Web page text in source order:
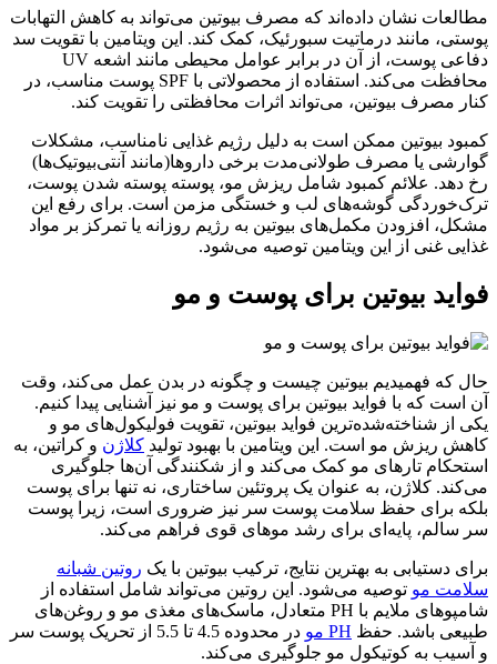
مطالعات نشان داده‌اند که مصرف بیوتین می‌تواند به کاهش التهابات
پوستی، مانند درماتیت سبورئیک، کمک کند. این ویتامین با تقویت سد
دفاعی پوست، از آن در برابر عوامل محیطی مانند اشعه UV
محافظت می‌کند. استفاده از محصولاتی با SPF پوست مناسب، در
کنار مصرف بیوتین، می‌تواند اثرات محافظتی را تقویت کند.
کمبود بیوتین ممکن است به دلیل رژیم غذایی نامناسب، مشکلات
گوارشی یا مصرف طولانی‌مدت برخی داروها(مانند آنتی‌بیوتیک‌ها)
رخ دهد. علائم کمبود شامل ریزش مو، پوسته‌ پوسته شدن پوست،
ترک‌خوردگی گوشه‌های لب و خستگی مزمن است. برای رفع این
مشکل، افزودن مکمل‌های بیوتین به رژیم روزانه یا تمرکز بر مواد
غذایی غنی از این ویتامین توصیه می‌شود.
فواید بیوتین برای پوست و مو
حال که فهمیدیم بیوتین چیست و چگونه در بدن عمل می‌کند، وقت
آن است که با فواید بیوتین برای پوست و مو نیز آشنایی پیدا کنیم.
یکی از شناخته‌شده‌ترین فواید بیوتین، تقویت فولیکول‌های مو و
کاهش ریزش مو است. این ویتامین با بهبود تولید کلاژن و کراتین، به
استحکام تارهای مو کمک می‌کند و از شکنندگی آن‌ها جلوگیری
می‌کند. کلاژن، به عنوان یک پروتئین ساختاری، نه تنها برای پوست
بلکه برای حفظ سلامت پوست سر نیز ضروری است، زیرا پوست
سر سالم، پایه‌ای برای رشد موهای قوی فراهم می‌کند.
برای دستیابی به بهترین نتایج، ترکیب بیوتین با یک روتین شبانه
سلامت مو توصیه می‌شود. این روتین می‌تواند شامل استفاده از
شامپوهای ملایم با PH متعادل، ماسک‌های مغذی مو و روغن‌های
طبیعی باشد. حفظ PH مو
در محدوده 4.5 تا 5.5 از تحریک پوست سر
و آسیب به کوتیکول مو جلوگیری می‌کند.